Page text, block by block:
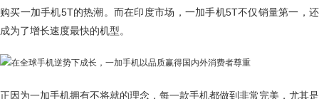
购买一加手机5T的热潮。而在印度市场，一加手机5T不仅销量第一，还
成为了增长速度最快的机型。
正因为一加手机拥有不将就的理念，每一款手机都做到非常完美，尤其是